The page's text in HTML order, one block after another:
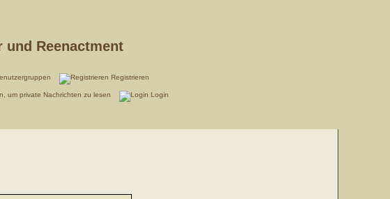
Reenactment
Registrieren
um private Nachrichten zu lesen Login